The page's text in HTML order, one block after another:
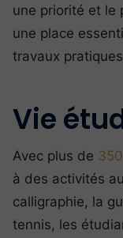
une priorité et le
une place
travaux
Vie
Avec plus de
à des activités
calligraphie, la
tennis, les